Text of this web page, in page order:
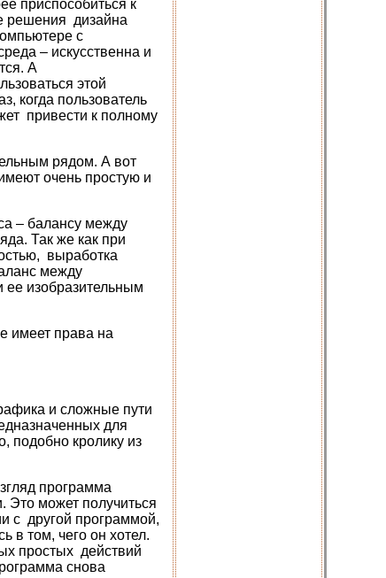
приспособиться к
решения дизайна
с
– искусственна и
А
этой
когда пользователь
привести к полному
рядом. А вот
очень простую и
– балансу между
Так же как при
выработка
между
изобразительным
имеет права на
и сложные пути
для
подобно кролику из
программа
Это может получиться
с другой программой,
в том, чего он хотел.
простых действий
снова